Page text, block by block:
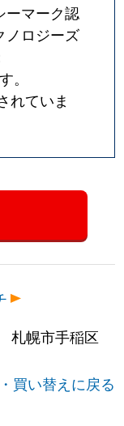
ーマーク認
ノロジーズ
。
れていま
札幌市手稲区
買い替えに戻る